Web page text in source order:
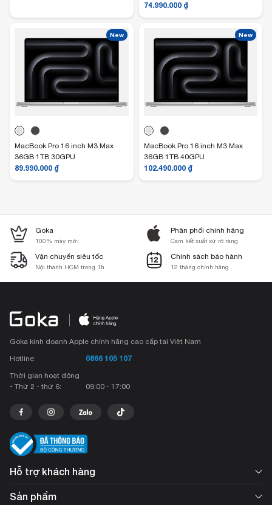
74.990.000 ₫
New
MacBook Pro 16 inch M3 Max
36GB 1TB 30GPU
89.990.000 ₫
New
MacBook Pro 16 inch M3 Max
36GB 1TB 40GPU
102.490.000 ₫
Goka
100% máy mới
Phân phối chính hãng
Cam kết xuất xứ rõ ràng
Vận chuyển siêu tốc
Nội thành HCM trong 1h
Chính sách bảo hành
12 tháng chính hãng
Goka kinh doanh Apple chính hãng cao cấp tại Việt Nam
Hotline:
0866 105 107
Thời gian hoạt động
• Thứ 2 - thứ 6:
09:00 - 17:00
Hỗ trợ khách hàng
Sản phẩm